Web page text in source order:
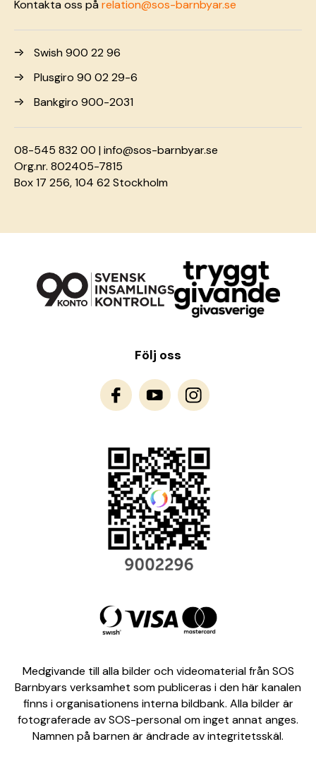
Kontakta oss pårelation@sos-barnbyar.se
Swish 900 22 96
Plusgiro 90 02 29-6
Bankgiro 900-2031
08-545 832 00 |info@sos-barnbyar.se
Org.nr. 802405-7815
Box 17 256, 104 62 Stockholm
Följ oss
Medgivande till alla bilder och videomaterial från SOS
Barnbyars verksamhet som publiceras i den här kanalen
finns i organisationens interna bildbank. Alla bilder är
fotograferade av SOS-personal om inget annat anges.
Namnen på barnen är ändrade av integritetsskäl.